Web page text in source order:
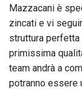
Mazzacani è
zincati e vi
struttura
primissima
team andrà a
potranno essere